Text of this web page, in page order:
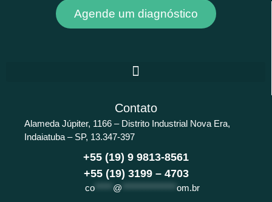
Agende um diagnóstico
Contato
Alameda Júpiter, 1166 – Distrito Industrial Nova Era,
Indaiatuba – SP, 13.347-397
+55 (19) 9 9813-8561
+55 (19) 3199 – 4703
co @ ***************om.br